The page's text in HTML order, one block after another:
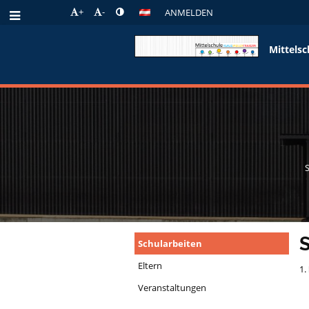
+ - ANMELDEN
Schularbeiten
Eltern
Veranstaltungen
1.